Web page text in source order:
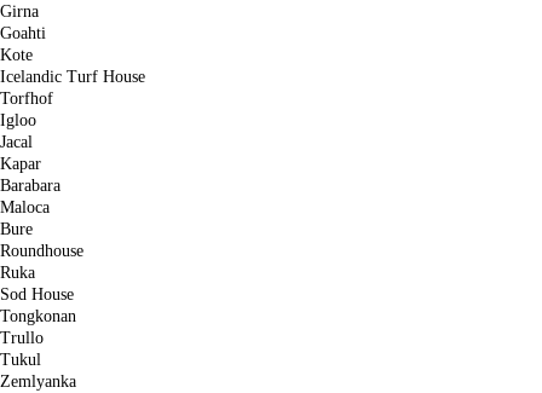
Girna
Goahti
Kote
Icelandic Turf House
Torfhof
Igloo
Jacal
Kapar
Barabara
Maloca
Bure
Roundhouse
Ruka
Sod House
Tongkonan
Trullo
Tukul
Zemlyanka